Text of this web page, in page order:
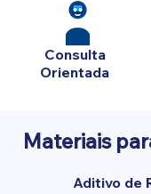
Consulta
Orientada
Materiais
Aditivo de